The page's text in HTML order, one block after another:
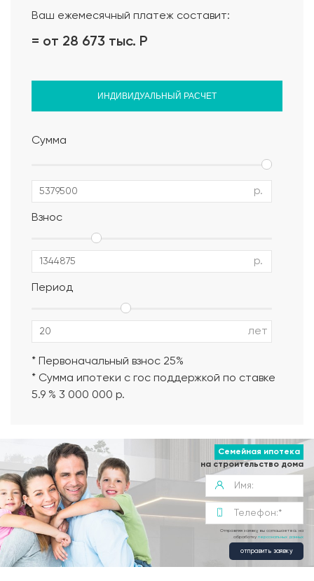
Альбом АР, КР, ИР
Ваш ежемесячный платеж составит:
= от 28 673 тыс. Р
ИНДИВИДУАЛЬНЫЙ РАСЧЕТ
Сумма
р.
Взнос
р.
Период
лет
* Первоначальный взнос 25%
* Сумма ипотеки с гос поддержкой по ставке
5.9 % 3 000 000 р.
Семейная ипотека
на строительство дома
Отправляя заявку, вы соглашаетесь на
обработку персональных данных
отправить заявку